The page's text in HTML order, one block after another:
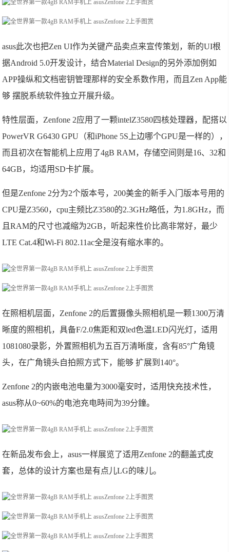
asus此次也把Zen UI作为关键产品卖点来宣传策划，新的UI根
据Android 5.0开发设计，结合Material Design的另外添加例如
APP操纵和文档密钥管理那样的安全系数作用，而且Zen App能
够 摆脱系统软件独立开展升级。
特性层面，Zenfone 2应用了一颗intelZ3580四核处理器，配搭以
PowerVR G6430 GPU（和iPhone 5S上边哪个GPU是一样的），
而且初次在智能机上应用了4gB RAM，存储空间则是16、32和
64GB，均适用SD卡扩展。
但是Zenfone 2分为2个版本号，200美金的新手入门版本号用的
CPU是Z3560，cpu主频比Z3580的2.3GHz略低，为1.8GHz，而
且RAM的尺寸也减缩为2GB，听起来性价比高非常好，最少
LTE Cat.4和Wi-Fi 802.11ac全是沒有缩水率的。
在照相机层面，Zenfone 2的后置摄像头照相机是一颗1300万清
晰度的照相机，具备F/2.0焦距和双led色温LED闪光灯，适用
1081080录影，外置照相机为五百万清晰度，含有85°广角镜
头，在广角镜头自拍照方式下，能够 扩展到140°。
Zenfone 2的内嵌电池电量为3000毫安时，适用快充技术性，
asus称从0~60%的电池充电時间为39分鐘。
在新品发布会上，asus一样展览了适用Zenfone 2的翻盖式皮
套，总体的设计方案也是有点儿LG的味儿。